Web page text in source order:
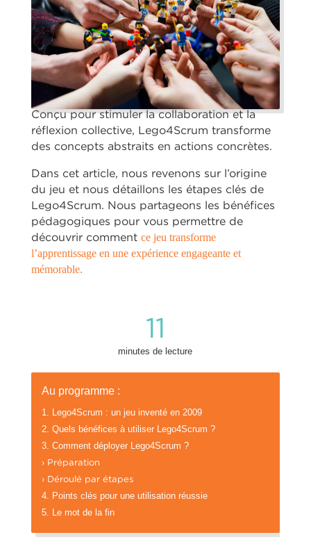
Conçu pour stimuler la collaboration et la
réflexion collective, Lego4Scrum transforme
des concepts abstraits en actions concrètes.
Dans cet article, nous revenons sur l’origine
du jeu et nous détaillons les étapes clés de
Lego4Scrum. Nous partageons les bénéfices
pédagogiques pour vous permettre de
découvrir comment ce jeu transforme
l’apprentissage en une expérience engageante et
mémorable.
Au programme :
1. Lego4Scrum : un jeu inventé en 2009
2. Quels bénéfices à utiliser Lego4Scrum ?
3. Comment déployer Lego4Scrum ?
› Préparation
› Déroulé par étapes
4. Points clés pour une utilisation réussie
5. Le mot de la fin
11
minutes de lecture